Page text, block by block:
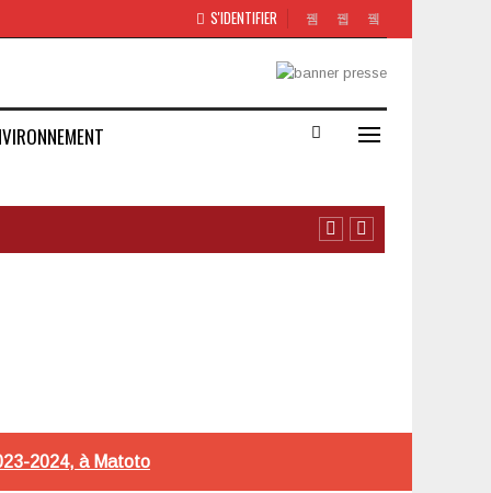
S'IDENTIFIER
2024, à Matoto